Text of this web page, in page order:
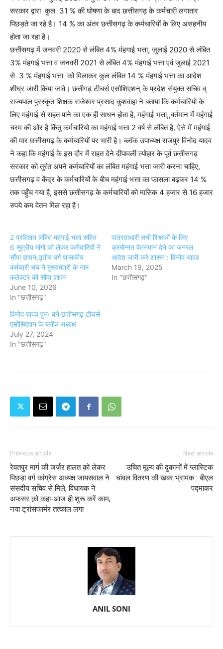
सरकार द्वारा कुल 31 % की घोषणा के बाद छत्तीसगढ़ के कर्मचारी लगातार
पिछड़ते जा रहे है। 14 % का अंतर छत्तीसगढ़ के कर्मचारियों के लिए असहनीय
होता जा रहा है।
छत्तीसगढ़ में जनवरी 2020 से लंबित 4% मंहगाई भत्ता, जुलाई 2020 से लंबित
3% मंहगाई भत्ता व जनवरी 2021 से लंबित 4% मंहगाई भत्ता एवं जुलाई 2021
से 3 % मंहगाई भत्ता को मिलाकर कुल लंबित 14 % मंहगाई भत्ता का आदेश
शीघ्र जारी किया जावे। छत्तीगढ़ टीचर्स एसोशिएशन् के प्रदेश संयुक्त सचिव व्
राज्यपाल पुरस्कृत शिक्षक राजेश्वर प्रसाद कुशवाहा ने बताया कि कर्मचारियो के
लिए महंगाई से राहत पाने का एक ही साधन होता है, महंगाई भत्ता,,वर्तमान में महंगाई
चरम की ओर है किंतु कर्मचारियो का महंगाई भत्ता 2 वर्ष से लंबित है, ऐसे में महंगाई
की मार छत्तीसगढ़ के कर्मचारियों पर भारी है। ब्लाॅक उपाध्यक्ष राजपुर विनोद यादव
ने कहा कि महंगाई के इस दौर में राहत देने दीपावली त्योहार के पूर्व छत्तीसगढ़
सरकार को तुरंत अपने कर्मचारियों का लंबित महंगाई भत्ता जारी करना चाहिए,
छत्तीसगढ़ व केंद्र के कर्मचारियों के बीच महंगाई भत्ता का फासला बढ़कर 14 %
तक पहुँच गया है, इससे छत्तीसगढ़ के कर्मचारियों को मासिक 4 हजार से 16 हजार
रुपये कम वेतन मिल रहा है।
2 प्रतिशत लंबित महंगाई भत्ता सहित
6 सूत्रीय मांगों को लेकर कर्मचारियों ने
सौंपा ज्ञापन,तृतीय वर्ग शासकीय
कर्मचारी संघ ने मुख्यमंत्री के नाम
कलेक्टर को सौंपा ज्ञापन
June 10, 2026
In "छत्तीसगढ़"
पात्रताधारी सभी शिक्षकों के लिए
क्रमोन्नत वेतनमान देने का जनरल
आदेश जारी करे शासन : विनोद यादव
March 19, 2025
In "छत्तीसगढ़"
विनोद यादव पुनः बने छत्तीसगढ़ टीचर्स
एसोसिएशन के ब्लॉक अध्यक्ष
July 27, 2024
In "छत्तीसगढ़"
Previous article
रेवतपुर मार्ग की जर्ज़र हालत क़ो लेकर
पिछड़ा वर्ग कांग्रेस अध्यक्ष जायसवाल ने
संसदीय सचिव से मिले, विधायक ने
अफसर क़ो कहा-आज ही शुरू करें काम,
नया ट्रांसफार्मर तत्काल लगा
Next article
उचित मूल्य की दुकानों में प्लास्टिक
चांवल वितरण की खबर भ्रामक : बीएल
पद्माकर
ANIL SONI